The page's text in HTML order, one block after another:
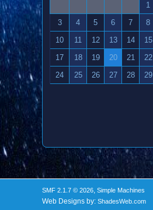
1
3
4 5 6 7 8
10
11 12 13 14 15
17
18 19 20 21 22
24
25 26 27 28 29
SMF 2.1.7 © 2026, Simple Machines
Web Designs by: ShadesWeb.com